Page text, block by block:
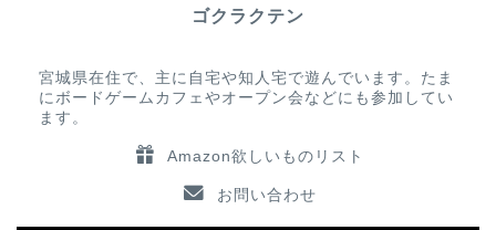
ゴクラクテン
宮城県在住で、主に自宅や知人宅で遊んでいます。たま
にボードゲームカフェやオープン会などにも参加してい
ます。
Amazon欲しいものリスト
お問い合わせ